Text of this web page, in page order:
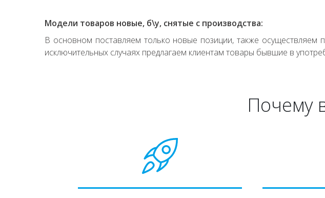
Модели товаров новые, б\у, снятые с производства:
В основном поставляем только новые позиции, также осуществляем
исключительных случаях предлагаем клиентам товары бывшие в
Почему